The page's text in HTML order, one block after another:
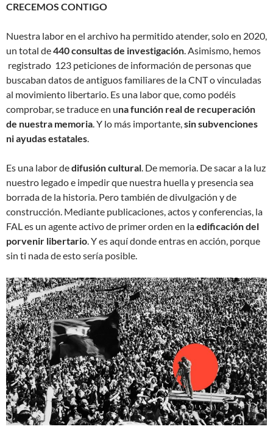
CRECEMOS CONTIGO
Nuestra labor en el archivo ha permitido atender, solo en 2020,
un total de440 consultas de investigación. Asimismo, hemos
registrado 123 peticiones de información de personas que
buscaban datos de antiguos familiares de la CNT o vinculadas
al movimiento libertario. Es una labor que, como podéis
comprobar, se traduce en una función real de recuperación
de nuestra memoria. Y lo más importante,sin subvenciones
ni ayudas estatales.
Es una labor dedifusión cultural. De memoria. De sacar a la luz
nuestro legado e impedir que nuestra huella y presencia sea
borrada de la historia. Pero también de divulgación y de
construcción. Mediante publicaciones, actos y conferencias, la
FAL es un agente activo de primer orden en laedificación del
porvenir libertario. Y es aquí donde entras en acción, porque
sin ti nada de esto sería posible.